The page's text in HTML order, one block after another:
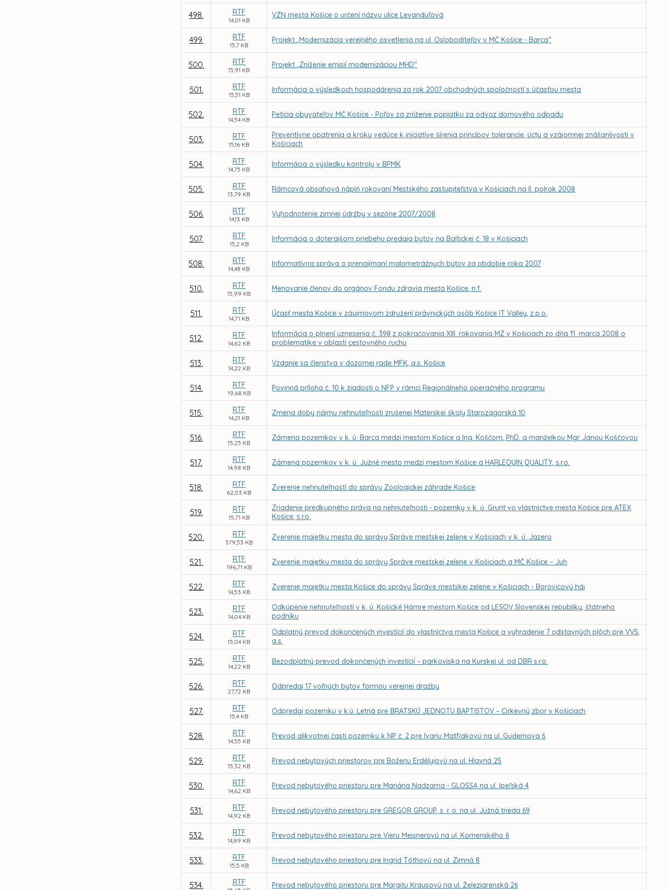
498. RTF
14,01 KB
VZN mesta Košice o určení názvu ulice Levanduľová
499. RTF
15,7 KB
Projekt „Modernizácia verejného osvetlenia na ul. Osloboditeľov v MČ Košice - Barca“
500. RTF
15,91 KB
Projekt „Zníženie emisií modernizáciou MHD“
501. RTF
15,51 KB
Informácia o výsledkoch hospodárenia za rok 2007 obchodných spoločností s účasťou mesta
502. RTF
14,54 KB
Petícia obyvateľov MČ Košice - Poľov za zníženie poplatku za odvoz domového odpadu
503. RTF
15,16 KB
Preventívne opatrenia a kroky vedúce k iniciatíve šírenia princípov tolerancie, úcty a vzájomnej znášanlivosti v
Košiciach
504. RTF
14,75 KB
Informácia o výsledku kontroly v BPMK
505. RTF
13,79 KB
Rámcová obsahová náplň rokovaní Mestského zastupiteľstva v Košiciach na II. polrok 2008
506. RTF
14,13 KB
Vyhodnotenie zimnej údržby v sezóne 2007/2008
507. RTF
15,2 KB
Informácia o doterajšom priebehu predaja bytov na Baltickej č. 18 v Košiciach
508. RTF
14,48 KB
Informatívna správa o prenajímaní malometrážnych bytov za obdobie roka 2007
510. RTF
15,99 KB
Menovanie členov do orgánov Fondu zdravia mesta Košice, n.f.
511. RTF
14,71 KB
Účasť mesta Košice v záujmovom združení právnických osôb Košice IT Valley, z.p.o.
512. RTF
14,62 KB
Informácia o plnení uznesenia č. 398 z pokračovania XIII. rokovania MZ v Košiciach zo dňa 11. marca 2008 o
problematike v oblasti cestovného ruchu
513. RTF
14,22 KB
Vzdanie sa členstva v dozornej rade MFK, a.s. Košice
514. RTF
19,68 KB
Povinná príloha č. 10 k žiadosti o NFP v rámci Regionálneho operačného programu
515. RTF
14,21 KB
Zmena doby nájmu nehnuteľnosti zrušenej Materskej školy Starozagorská 10
516. RTF
15,25 KB
Zámena pozemkov v k. ú. Barca medzi mestom Košice a Ing. Koščom, PhD. a manželkou Mgr. Janou Koščovou
517. RTF
14,98 KB
Zámena pozemkov v k. ú. Južné mesto medzi mestom Košice a HARLEQUIN QUALITY, s.r.o.
518. RTF
62,03 KB
Zverenie nehnuteľností do správy Zoologickej záhrade Košice
519. RTF
15,71 KB
Zriadenie predkupného práva na nehnuteľnosti - pozemky v k. ú. Grunt vo vlastníctve mesta Košice pre ATEX
Košice, s.r.o.
520. RTF
379,53 KB
Zverenie majetku mesta do správy Správe mestskej zelene v Košiciach v k. ú. Jazero
521. RTF
196,71 KB
Zverenie majetku mesta do správy Správe mestskej zelene v Košiciach a MČ Košice – Juh
522. RTF
14,53 KB
Zverenie majetku mesta Košice do správy Správe mestskej zelene v Košiciach - Borovicový háj
523. RTF
14,04 KB
Odkúpenie nehnuteľností v k. ú. Košické Hámre mestom Košice od LESOV Slovenskej republiky, štátneho
podniku
524. RTF
15,04 KB
Odplatný prevod dokončených investícií do vlastníctva mesta Košice a vyhradenie 7 odstavných plôch pre VVS,
a.s.
525. RTF
14,22 KB
Bezodplatný prevod dokončených investícií – parkoviska na Kurskej ul. od DBR s.r.o.
526. RTF
27,72 KB
Odpredaj 17 voľných bytov formou verejnej dražby
527. RTF
15,4 KB
Odpredaj pozemku v k.ú. Letná pre BRATSKÚ JEDNOTU BAPTISTOV – Cirkevný zbor v Košiciach
528. RTF
14,55 KB
Prevod alikvotnej časti pozemku k NP č. 2 pre Ivanu Matfiakovú na ul. Gudernova 6
529. RTF
15,32 KB
Prevod nebytových priestorov pre Boženu Erdélyiovú na ul. Hlavná 25
530. RTF
14,62 KB
Prevod nebytového priestoru pre Mariána Nadzama - GLOSSA na ul. Ipeľská 4
531. RTF
14,92 KB
Prevod nebytového priestoru pre GREGOR GROUP, s. r. o. na ul. Južná trieda 69
532. RTF
14,89 KB
Prevod nebytového priestoru pre Vieru Meisnerovú na ul. Komenského 6
533. RTF
15,5 KB
Prevod nebytového priestoru pre Ingrid Tóthovú na ul. Zimná 8
534. RTF Prevod nebytového priestoru pre Margitu Krausovú na ul. Železiarenská 26